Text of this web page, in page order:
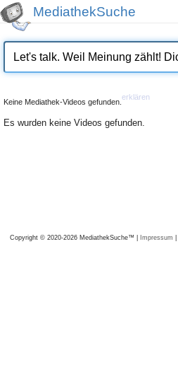
MediathekSuche
Keine Mediathek-Videos gefunden.
erklären
Es wurden keine Videos gefunden.
Copyright © 2020-2026 MediathekSuche™ | Impressum |